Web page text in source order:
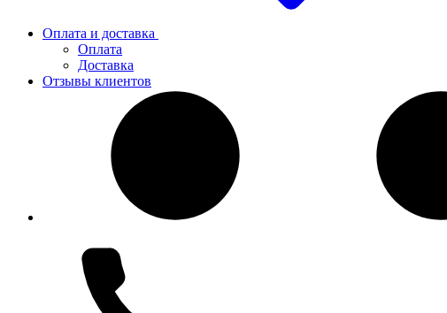
Оплата и доставка
Оплата
Доставка
Отзывы клиентов